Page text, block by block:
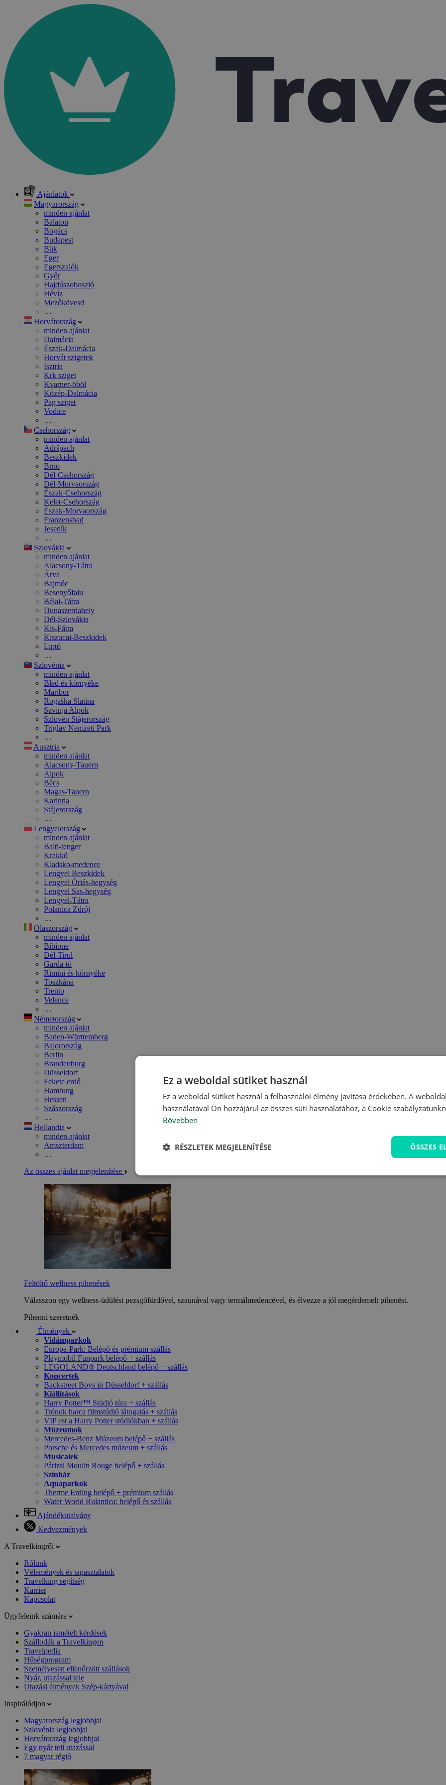
Ajánlatok
Magyarország
minden ajánlat
Balaton
Bogács
Budapest
Bük
Eger
Egerszalók
Győr
Hajdúszoboszló
Hévíz
Mezőkövesd
…
Horvátország
minden ajánlat
Dalmácia
Észak-Dalmácia
Horvát szigetek
Isztria
Krk sziget
Kvarner-öböl
Közép-Dalmácia
Pag sziget
Vodice
…
Csehország
minden ajánlat
Adršpach
Beszkidek
Brno
Dél-Csehország
Dél-Morvaország
Észak-Csehország
Kelet-Csehország
Észak-Morvaország
Franzensbad
Jeseník
…
Szlovákia
minden ajánlat
Alacsony-Tátra
Árva
Bajmóc
Besenyőfalu
Bélai-Tátra
Dunaszerdahely
Dél-Szlovákia
Kis-Fátra
Kiszucai-Beszkidek
Liptó
…
Szlovénia
minden ajánlat
Bled és környéke
Maribor
Rogaška Slatina
Savinja Alpok
Szlovén Stájerország
Triglav Nemzeti Park
…
Ausztria
minden ajánlat
Alacsony-Tauern
Alpok
Bécs
Magas-Tauern
Karintia
Stájerország
…
Lengyelország
minden ajánlat
Balti-tenger
Krakkó
Kladsko-medence
Lengyel Beszkidek
Lengyel Óriás-hegység
Lengyel Sas-hegység
Lengyel-Tátra
Polanica Zdrój
…
Olaszország
minden ajánlat
Bibione
Dél-Tirol
Garda-tó
Rimini és környéke
Toszkána
Trento
Velence
…
Németország
minden ajánlat
Baden-Württemberg
Bajorország
Berlin
Brandenburg
Düsseldorf
Fekete erdő
Hamburg
Hessen
Szászország
…
Hollandia
minden ajánlat
Amszterdam
…
Az összes ajánlat megjelenítése
Feltöltő wellness pihenések
Válasszon egy wellness-üdülést pezsgőfürdővel, szaunával vagy termálmedencével, és élvezze a jól megérdemelt pihenést.
Pihenni szeretnék
Élmények
Vidámparkok
Europa-Park: Belépő és prémium szállás
Playmobil Funpark belépő + szállás
LEGOLAND® Deutschland belépő + szállás
Koncertek
Backstreet Boys in Düsseldorf + szállás
Kiállítások
Harry Potter™ Stúdió túra + szállás
Trónok harca filmstúdió látogatás + szállás
VIP est a Harry Potter stúdiókban + szállás
Múzeumok
Mercedes-Benz Múzeum belépő + szállás
Porsche és Mercedes múzeum + szállás
Musicalek
Párizsi Moulin Rouge belépő + szállás
Színház
Aquaparkok
Therme Erding belépő + prémium szállás
Water World Rulantica: belépő és szállás
Ajándékutalvány
Kedvezmények
A Travelkingről
Rólunk
Vélemények és tapasztalatok
Travelking segítség
Karrier
Kapcsolat
Ügyfeleink számára
Gyakran ismételt kérdések
Szállodák a Travelkingen
Travelpedia
Hűségprogram
Személyesen ellenőrzött szállások
Nyár, utazással tele
Utazási élmények Szép-kártyával
Inspirálódjon
Magyarország legjobbjai
Szlovénia legjobbjai
Horvátország legjobbjai
Egy nyár teli utazással
7 magyar régió
Ez a weboldal sütiket használ
Ez a weboldal sütiket használ a felhasználói élmény javítása érdekében. A
használatával Ön hozzájárul az összes süti használatához, a Cookie
Bővebben
ÖSSZES
RÉSZLETEK MEGJELENÍTÉSE